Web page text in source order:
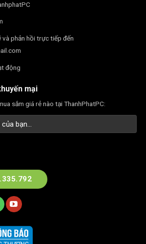
và phản hồi trực tiếp đến
động
mại
sắm giá rẻ nào tại ThanhPhatPC: